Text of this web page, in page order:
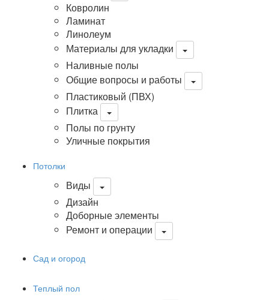
Ковролин
Ламинат
Линолеум
Материалы для укладки
Наливные полы
Общие вопросы и работы
Пластиковый (ПВХ)
Плитка
Полы по грунту
Уличные покрытия
Потолки
Виды
Дизайн
Доборные элементы
Ремонт и операции
Сад и огород
Теплый пол